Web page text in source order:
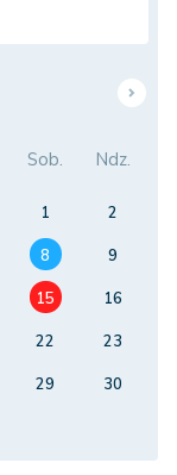
Sob. Ndz.
1
2
8
9
15
16
22
23
29
30